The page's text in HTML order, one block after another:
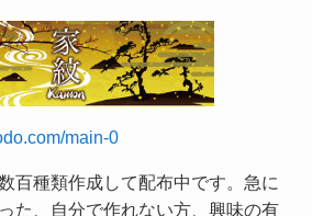
main-0
百種類作成して配布中です。急に
た、自分で作れない方、興味の有